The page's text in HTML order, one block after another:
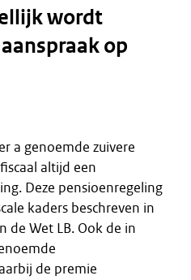
wordt
op
a genoemde zuivere
altijd een
Deze pensioenregeling
kaders beschreven in
de Wet LB. Ook de in
de premie